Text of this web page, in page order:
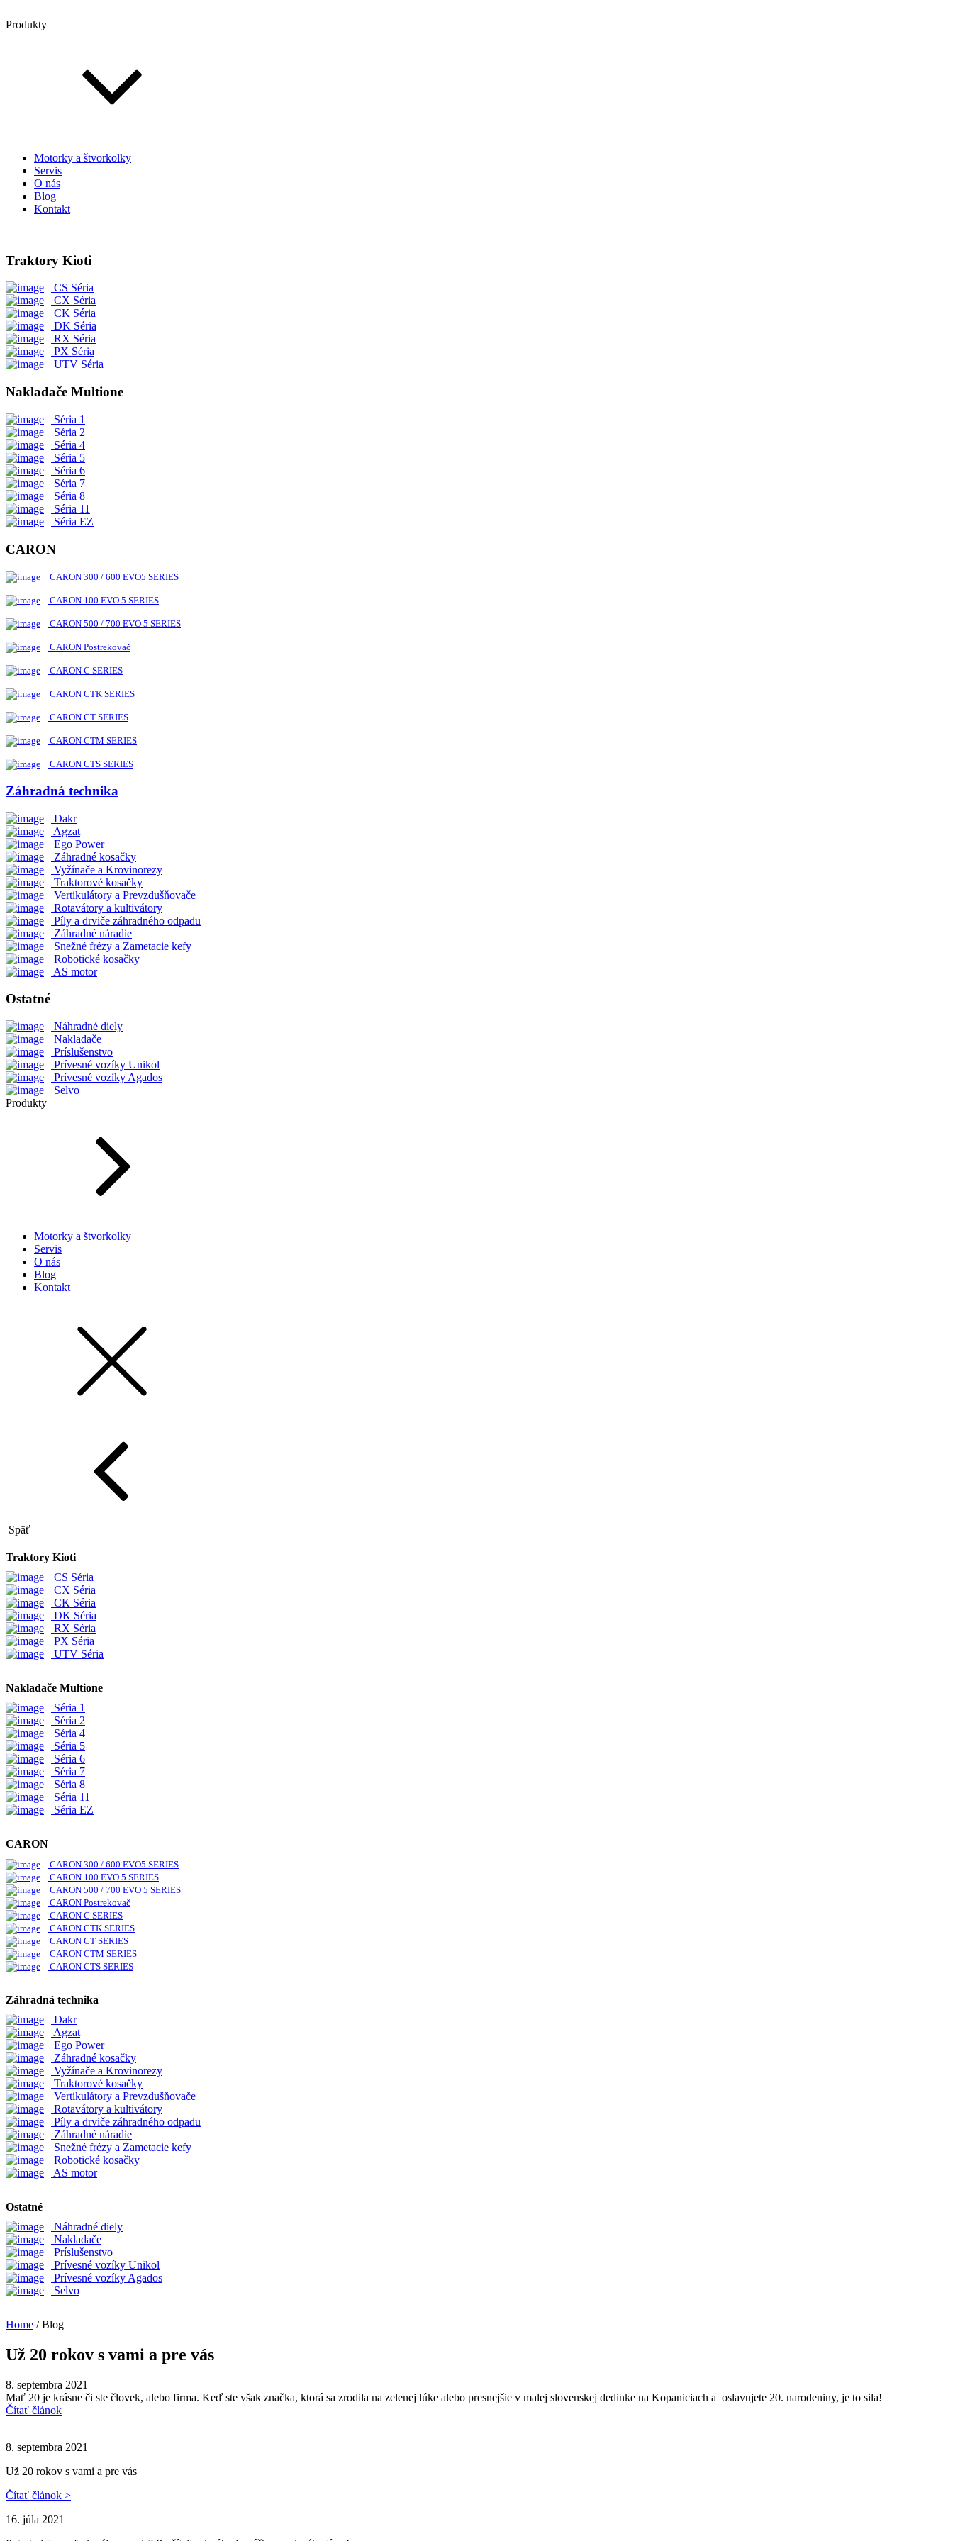
Produkty
Motorky a štvorkolky
Servis
O nás
Blog
Kontakt
Traktory Kioti
CS Séria
CX Séria
CK Séria
DK Séria
RX Séria
PX Séria
UTV Séria
Nakladače Multione
Séria 1
Séria 2
Séria 4
Séria 5
Séria 6
Séria 7
Séria 8
Séria 11
Séria EZ
CARON
CARON 300 / 600 EVO5 SERIES
CARON 100 EVO 5 SERIES
CARON 500 / 700 EVO 5 SERIES
CARON Postrekovač
CARON C SERIES
CARON CTK SERIES
CARON CT SERIES
CARON CTM SERIES
CARON CTS SERIES
Záhradná technika
Dakr
Agzat
Ego Power
Záhradné kosačky
Vyžínače a Krovinorezy
Traktorové kosačky
Vertikulátory a Prevzdušňovače
Rotavátory a kultivátory
Píly a drviče záhradného odpadu
Záhradné náradie
Snežné frézy a Zametacie kefy
Robotické kosačky
AS motor
Ostatné
Náhradné diely
Nakladače
Príslušenstvo
Prívesné vozíky Unikol
Prívesné vozíky Agados
Selvo
Produkty
Motorky a štvorkolky
Servis
O nás
Blog
Kontakt
Späť
Traktory Kioti
CS Séria
CX Séria
CK Séria
DK Séria
RX Séria
PX Séria
UTV Séria
Nakladače Multione
Séria 1
Séria 2
Séria 4
Séria 5
Séria 6
Séria 7
Séria 8
Séria 11
Séria EZ
CARON
CARON 300 / 600 EVO5 SERIES
CARON 100 EVO 5 SERIES
CARON 500 / 700 EVO 5 SERIES
CARON Postrekovač
CARON C SERIES
CARON CTK SERIES
CARON CT SERIES
CARON CTM SERIES
CARON CTS SERIES
Záhradná technika
Dakr
Agzat
Ego Power
Záhradné kosačky
Vyžínače a Krovinorezy
Traktorové kosačky
Vertikulátory a Prevzdušňovače
Rotavátory a kultivátory
Píly a drviče záhradného odpadu
Záhradné náradie
Snežné frézy a Zametacie kefy
Robotické kosačky
AS motor
Ostatné
Náhradné diely
Nakladače
Príslušenstvo
Prívesné vozíky Unikol
Prívesné vozíky Agados
Selvo
Home / Blog
Už 20 rokov s vami a pre vás
8. septembra 2021
Mať 20 je krásne či ste človek, alebo firma. Keď ste však značka, ktorá sa zrodila na zelenej lúke alebo presnejšie v malej slovenskej dedinke na Kopaniciach a oslavujete 20. narodeniny, je to sila!
Čítať článok
8. septembra 2021
Už 20 rokov s vami a pre vás
Čítať článok >
16. júla 2021